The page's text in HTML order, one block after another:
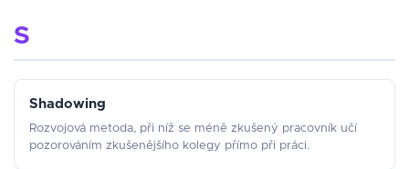
S
Shadowing
Rozvojová metoda, při níž se méně zkušený pracovník učí
pozorováním zkušenějšího kolegy přímo při práci.